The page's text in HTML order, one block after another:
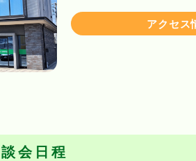
アクセス
会日程